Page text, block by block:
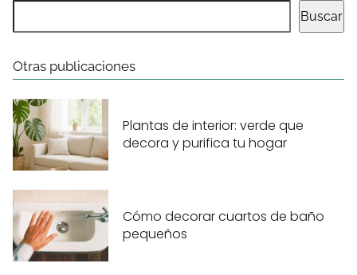
Buscar
Otras publicaciones
Plantas de interior: verde que
decora y purifica tu hogar
Cómo decorar cuartos de baño
pequeños